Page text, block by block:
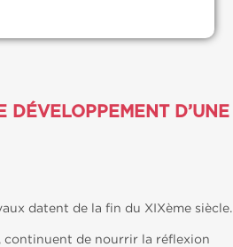
DÉVELOPPEMENT D’UNE
datent de la fin du XIXème siècle.
continuent de nourrir la réflexion